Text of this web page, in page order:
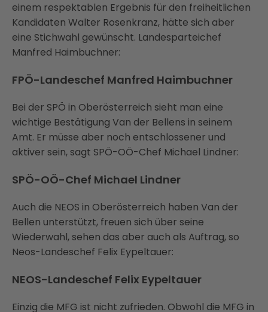
einem respektablen Ergebnis für den freiheitlichen
Kandidaten Walter Rosenkranz, hätte sich aber
eine Stichwahl gewünscht. Landesparteichef
Manfred Haimbuchner:
FPÖ-Landeschef Manfred Haimbuchner
Bei der SPÖ in Oberösterreich sieht man eine
wichtige Bestätigung Van der Bellens in seinem
Amt. Er müsse aber noch entschlossener und
aktiver sein, sagt SPÖ-OÖ-Chef Michael Lindner:
SPÖ-OÖ-Chef Michael Lindner
Auch die NEOS in Oberösterreich haben Van der
Bellen unterstützt, freuen sich über seine
Wiederwahl, sehen das aber auch als Auftrag, so
Neos-Landeschef Felix Eypeltauer:
NEOS-Landeschef Felix Eypeltauer
Einzig die MFG ist nicht zufrieden. Obwohl die MFG in